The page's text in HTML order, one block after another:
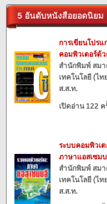
5 อันดับหนังสือยอดนิยม
การเขียนโปรแ
คอมพิวเตอร์ด้
สำนักพิมพ์ สมา
เทคโนโลยี (ไ
ส.ส.ท.
เปิดอ่าน 122 ค
ระบบคอมพิวเต
ภาษาแอสเซม
สำนักพิมพ์ สมา
เทคโนโลยี (ไ
ส.ส.ท.